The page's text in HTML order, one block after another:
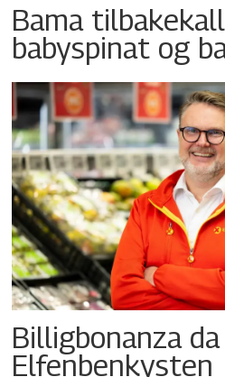
Bama
babyspinat og
Billigbonanza
Elfenbenkysten